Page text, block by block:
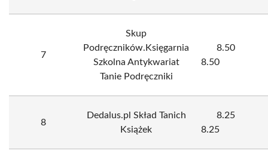
7
Skup
Podręczników.Księgarnia
Szkolna Antykwariat
Tanie Podręczniki
8.50
8.50
8
Dedalus.pl Skład Tanich
Książek
8.25
8.25